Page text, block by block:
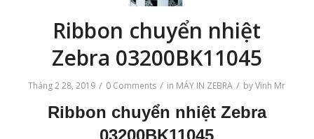
Ribbon chuyển nhiệt
Zebra 03200BK11045
Tháng 2 28, 2019 / 0 Comments / in MÁY IN ZEBRA / byVinh Mr
Ribbon chuyển nhiệt Zebra